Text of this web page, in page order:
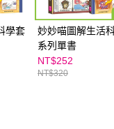
學套
妙妙喵圖解生活
系列單書
NT$252
NT$320